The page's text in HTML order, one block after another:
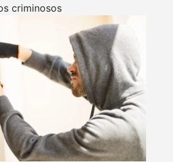
criminosos